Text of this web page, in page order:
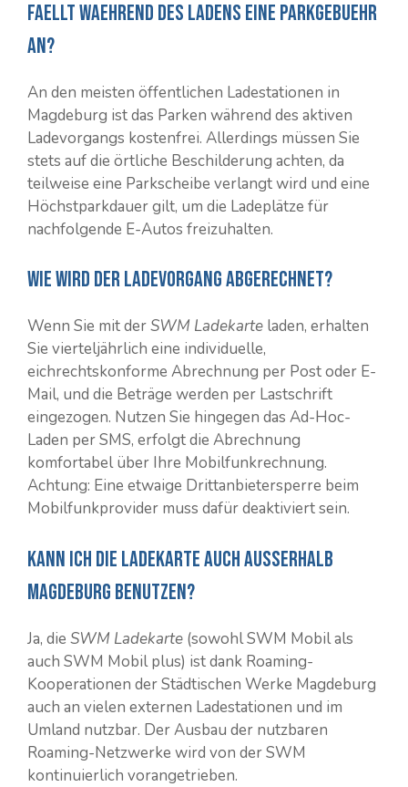
Faellt waehrend des Ladens eine Parkgebuehr
an?
An den meisten öffentlichen Ladestationen in
Magdeburg ist das Parken während des aktiven
Ladevorgangs kostenfrei. Allerdings müssen Sie
stets auf die örtliche Beschilderung achten, da
teilweise eine Parkscheibe verlangt wird und eine
Höchstparkdauer gilt, um die Ladeplätze für
nachfolgende E-Autos freizuhalten.
Wie wird der Ladevorgang abgerechnet?
Wenn Sie mit derSWM Ladekarte laden, erhalten
Sie vierteljährlich eine individuelle,
eichrechtskonforme Abrechnung per Post oder E-
Mail, und die Beträge werden per Lastschrift
eingezogen. Nutzen Sie hingegen das Ad-Hoc-
Laden per SMS, erfolgt die Abrechnung
komfortabel über Ihre Mobilfunkrechnung.
Achtung: Eine etwaige Drittanbietersperre beim
Mobilfunkprovider muss dafür deaktiviert sein.
Kann ich die Ladekarte auch ausserhalb
Magdeburg benutzen?
Ja, die SWM Ladekarte (sowohl SWM Mobil als
auch SWM Mobil plus) ist dank Roaming-
Kooperationen der Städtischen Werke Magdeburg
auch an vielen externen Ladestationen und im
Umland nutzbar. Der Ausbau der nutzbaren
Roaming-Netzwerke wird von der SWM
kontinuierlich vorangetrieben.